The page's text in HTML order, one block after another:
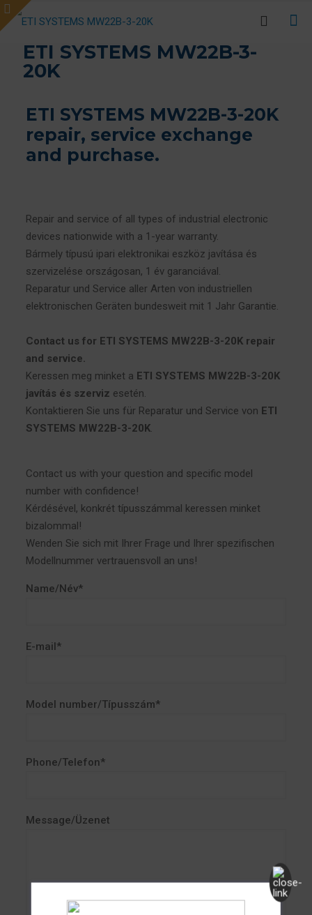
ETI SYSTEMS MW22B-3-
20K
ETI SYSTEMS MW22B-3-20K
repair, service exchange
and purchase.
Repair and service of all types of industrial electronic
devices nationwide with a 1-year warranty.
Bármely típusú ipari elektronikai eszköz javítása és
szervizelése országosan, 1 év garanciával.
Reparatur und Service aller Arten von industriellen
elektronischen Geräten bundesweit mit 1 Jahr Garantie.
Contact us for ETI SYSTEMS MW22B-3-20K repair
and service.
Keressen meg minket a ETI SYSTEMS MW22B-3-20K
javítás és szerviz esetén.
Kontaktieren Sie uns für Reparatur und Service von ETI
SYSTEMS MW22B-3-20K.
Contact us with your question and specific model
number with confidence!
Kérdésével, konkrét típusszámmal keressen minket
bizalommal!
Wenden Sie sich mit Ihrer Frage und Ihrer spezifischen
Modellnummer vertrauensvoll an uns!
Name/Név*
E-mail*
Model number/Típusszám*
Phone/Telefon*
Message/Üzenet